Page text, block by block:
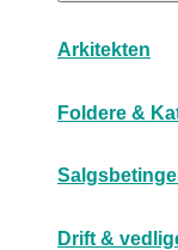
Arkitekten
Foldere &
Drift &